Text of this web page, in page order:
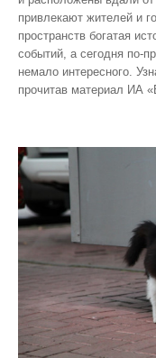
привлекают жителей и
пространств богатая
событий, а сегодня
немало интересного.
прочитав материал ИА